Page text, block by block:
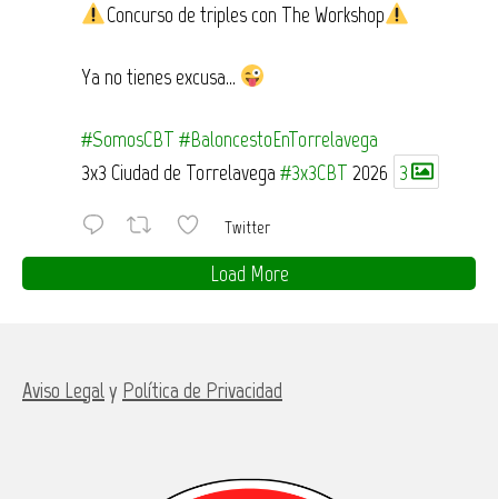
Concurso de triples con The Workshop
Ya no tienes excusa…
#SomosCBT #BaloncestoEnTorrelavega
3x3 Ciudad de Torrelavega#3x3CBT 2026 3
Twitter
Load More
Aviso Legaly Política de Privacidad